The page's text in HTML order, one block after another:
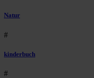
Natur
#
kinderbuch
#